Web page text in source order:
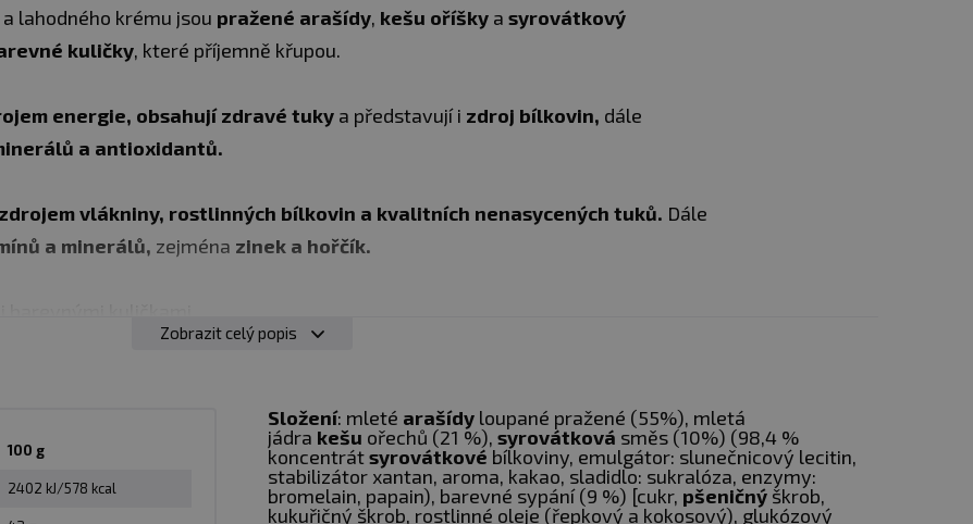
lahodného krému jsou pražené arašídy, kešu oříšky a syrovátkový
kuličky, které příjemně křupou.
energie, obsahují zdravé tuky a představují i zdroj bílkovin, dále
a antioxidantů.
vlákniny, rostlinných bílkovin a kvalitních nenasycených tuků. Dále
a minerálů, zejména zinek a hořčík.
Zobrazit celý popis
100 g
2402 kJ/578 kcal
Složení: mleté arašídy loupané pražené (55%), mletá
jádra kešu ořechů (21 %), syrovátková směs (10%) (98,4 %
koncentrátsyrovátkové bílkoviny, emulgátor: slunečnicový lecitin,
stabilizátor xantan, aroma, kakao, sladidlo: sukralóza, enzymy:
bromelain, papain), barevné sypání (9 %) [cukr, pšeničný škrob,
kukuřičný škrob, rostlinné oleje (řepkový a kokosový), glukózový